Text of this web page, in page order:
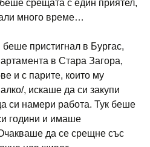
срещата с един приятел,
много време…
пристигнал в Бургас,
в Стара Загора,
и с парите, които му
, искаше да си закупи
си намери работа. Тук беше
години и имаше
да се срещне със